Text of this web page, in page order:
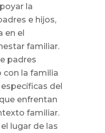
la
e hijos,
en el
familiar.
padres
con la familia
del
enfrentan
familiar.
lugar de las